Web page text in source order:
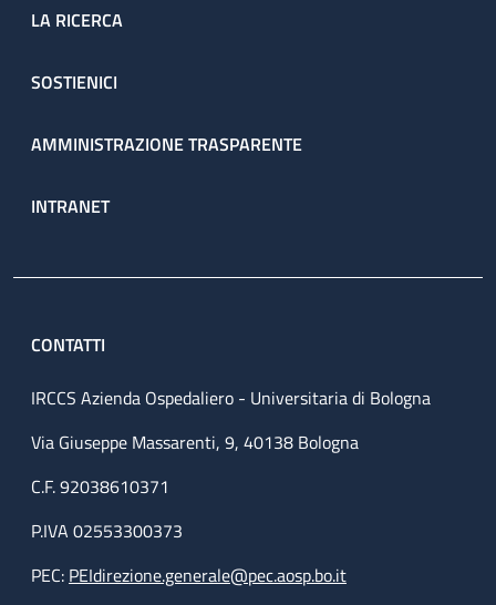
LA RICERCA
SOSTIENICI
AMMINISTRAZIONE TRASPARENTE
INTRANET
CONTATTI
IRCCS Azienda Ospedaliero - Universitaria di Bologna
Via Giuseppe Massarenti, 9, 40138 Bologna
C.F. 92038610371
P.IVA 02553300373
PEC: PEIdirezione.generale@pec.aosp.bo.it